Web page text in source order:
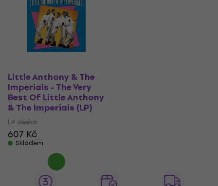
Little Anthony & The
Imperials - The Very
Best Of Little Anthony
& The Imperials (LP)
LP deska
607 Kč
Skladem